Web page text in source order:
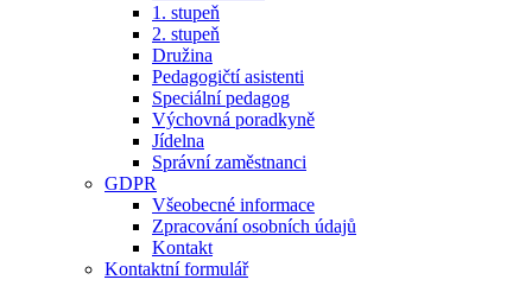
1. stupeň
2. stupeň
Družina
Pedagogičtí asistenti
Speciální pedagog
Výchovná poradkyně
Jídelna
Správní zaměstnanci
GDPR
Všeobecné informace
Zpracování osobních údajů
Kontakt
Kontaktní formulář